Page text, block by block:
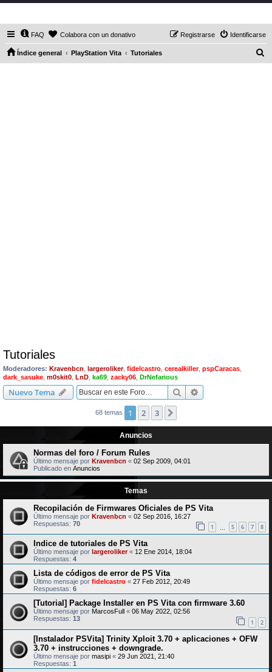
FAQ Colabora con un donativo Identificarse
Registrarse
Índice general PlayStation Vita Tutoriales
Tutoriales
Moderadores: Kravenbcn largeroliker, fidelcastro cerealkiller, pspCaracas
dark_sasuke m0skit0 LnD ka69 zacky06 DrNefarious
Nuevo Tema Buscar
68 temas 1 2 3
Anuncios
Normas del foro / Forum Rules
Último mensaje por Kravenbcn « 02 Sep 2009, 04:01
Publicado en Anuncios
Temas
Recopilación de Firmwares Oficiales de PS Vita
Último mensaje por Kravenbcn « 02 Sep 2016, 16:27
Respuestas: 70 1 5 6 7 8
Indice de tutoriales de PS Vita
Último mensaje por largeroliker« 12 Ene 2014, 18:04
Respuestas: 4
Lista de códigos de error de PS Vita
Último mensaje por fidelcastro « 27 Feb 2012, 20:49
Respuestas: 6
[Tutorial] Package Installer en PS Vita con firmware 3.60
Último mensaje por MarcosFull « 06 May 2022, 02:56
Respuestas: 13 1 2
[Instalador PSVita] Trinity Xploit 3.70 + aplicaciones + OFW
3.70 + instrucciones + downgrade.
Último mensaje por masipi « 29 Jun 2021, 21:40
Respuestas: 1